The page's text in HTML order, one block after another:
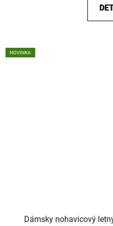
NOVINKA
Dámsky nohavicový